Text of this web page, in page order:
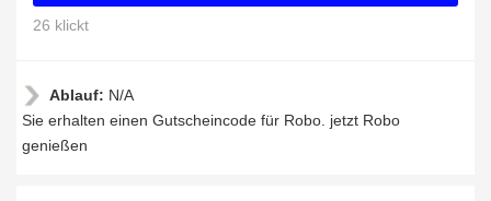
26 klickt
Ablauf: N/A
Sie erhalten einen Gutscheincode für Robo. jetzt Robo
genießen